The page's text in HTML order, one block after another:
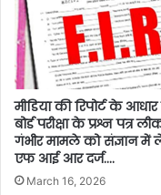
मीडिया की रिपोर्ट के
बोर्ड परीक्षा के प्रश्न पत्र
गंभीर मामले को संज्ञान में
एफ आई आर दर्ज….
March 16, 2026